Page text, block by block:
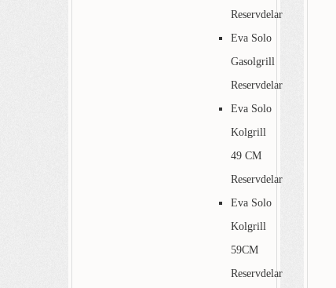
Reservdelar
Eva Solo
Gasolgrill
Reservdelar
Eva Solo
Kolgrill
49 CM
Reservdelar
Eva Solo
Kolgrill
59CM
Reservdelar